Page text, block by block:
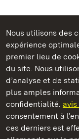
Nous utilisons des
expérience
premier lieu de
du site. Nous
d’analyse et de
plus amples
confidentialité.
consentement à
ces derniers est
Châteaux et
Château de Solitude
Châteaux et